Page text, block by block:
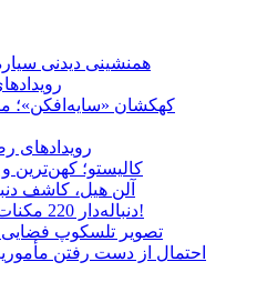
همنشینی دیدنی
رویدادهای
کهکشان «سایه‌افکن»؛
رویدادهای رصدی 23 تا 31
کالیستو؛ کهن‌ترین
آلن هیل، کاشف
دنباله‌دار 220 مکنات 8000 برابر درخشان شد!
تصویر تلسکوپ فضایی
احتمال از دست رفتن